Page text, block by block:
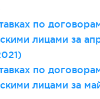
по
лицами за
по
лицами за